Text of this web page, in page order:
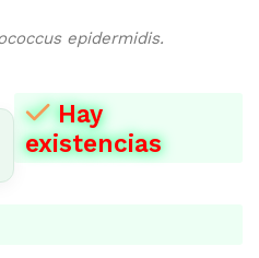
epidermidis.
Hay
existencias